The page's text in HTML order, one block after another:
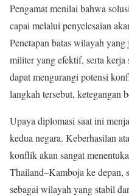
Pengamat menilai bahwa
capai melalui penyelesaian
Penetapan batas wilayah
militer yang efektif, serta
dapat mengurangi potensi
langkah tersebut, ketegangan
Upaya diplomasi saat ini
kedua negara. Keberhasilan
konflik akan sangat
Thailand–Kamboja ke depan,
sebagai wilayah yang stabil